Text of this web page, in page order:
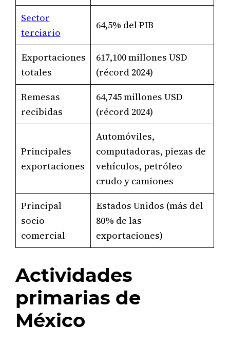
Sector
terciario
64,5% del PIB
Exportaciones
totales
617,100 millones USD
(récord 2024)
Remesas
recibidas
64,745 millones USD
(récord 2024)
Principales
exportaciones
Automóviles,
computadoras, piezas de
vehículos, petróleo
crudo y camiones
Principal
socio
comercial
Estados Unidos (más del
80% de las
exportaciones)
Actividades
primarias de
México